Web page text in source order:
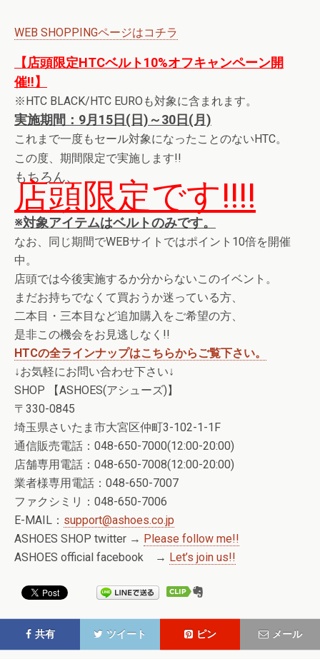
WEB SHOPPINGページはコチラ
【店頭限定HTCベルト10%オフキャンペーン開
催!!】
※HTC BLACK/HTC EUROも対象に含まれます。
実施期間：9月15日(日)～30日(月)
これまで一度もセール対象になったことのないHTC。
この度、期間限定で実施します!!
もちろん、
店頭限定です!!!!
※対象アイテムはベルトのみです。
なお、同じ期間でWEBサイトではポイント10倍を開催
中。
店頭では今後実施するか分からないこのイベント。
まだお持ちでなくて買おうか迷っている方、
二本目・三本目など追加購入をご希望の方、
是非この機会をお見逃しなく!!
HTCの全ラインナップはこちらからご覧下さい。
↓お気軽にお問い合わせ下さい↓
SHOP 【ASHOES(アシューズ)】
〒330-0845
埼玉県さいたま市大宮区仲町3-102-1-1F
通信販売電話：048-650-7000(12:00-20:00)
店舗専用電話：048-650-7008(12:00-20:00)
業者様専用電話：048-650-7007
ファクシミリ：048-650-7006
E-MAIL： support@ashoes.co.jp
ASHOES SHOP twitter → Please follow me!!
ASHOES official facebook → Let’s join us!!
共有 ツイート ピン メール